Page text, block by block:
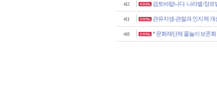
412 검토바랍니다. 나라별/장르
411 관유지생-관절과 인지력
410 * 문화재단체 줄놀이보존